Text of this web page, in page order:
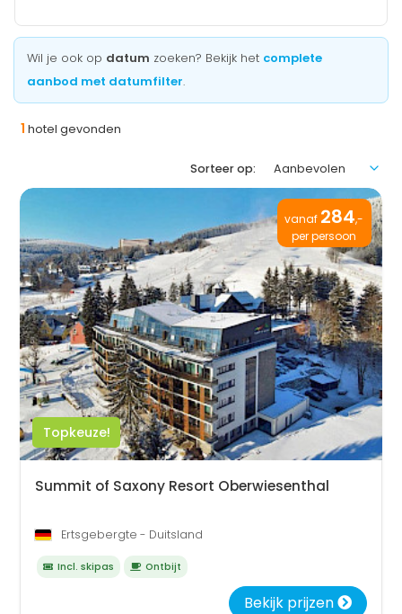
Wil je ook op datum zoeken? Bekijk het complete
aanbod met datumfilter.
1 hotel gevonden
Sorteer op:
vanaf 284,-
per persoon
Topkeuze!
Summit of Saxony Resort Oberwiesenthal
Ertsgebergte - Duitsland
Incl. skipas Ontbijt
Bekijk prijzen